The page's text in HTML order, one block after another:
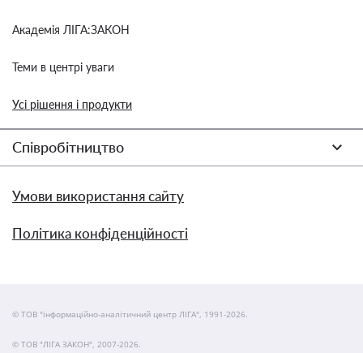
Академія ЛІГА:ЗАКОН
Теми в центрі уваги
Усі рішення і продукти
Співробітництво
Умови використання сайту
Політика конфіденційності
© ТОВ "інформаційно-аналітичний центр ЛІГА", 1991-2026.
© ТОВ "ЛІГА ЗАКОН", 2007-2026.